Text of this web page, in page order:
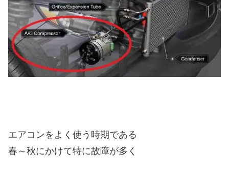
エアコンをよく使う時期である
春～秋にかけて特に故障が多く